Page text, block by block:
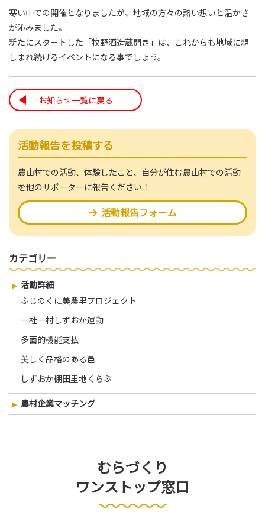
寒い中での開催となりましたが、地域の方々の熱い想いと温かさ
が沁みました。
新たにスタートした「牧野酒造蔵開き」は、これからも地域に親
しまれ続けるイベントになる事でしょう。
お知らせ一覧に戻る
活動報告を投稿する
農山村での活動、体験したこと、自分が住む農山村での活動
を他のサポーターに報告ください！
活動報告フォーム
カテゴリー
活動詳細
ふじのくに美農里プロジェクト
一社一村しずおか運動
多面的機能支払
美しく品格のある邑
しずおか棚田里地くらぶ
農村企業マッチング
むらづくり
ワンストップ窓口